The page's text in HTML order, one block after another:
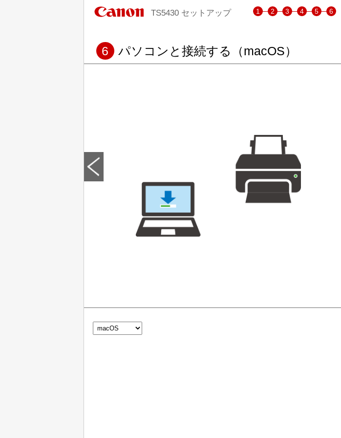
TS5430 セットアップ 1 2 3 4 5 6
6 パソコンと接続する（macOS）